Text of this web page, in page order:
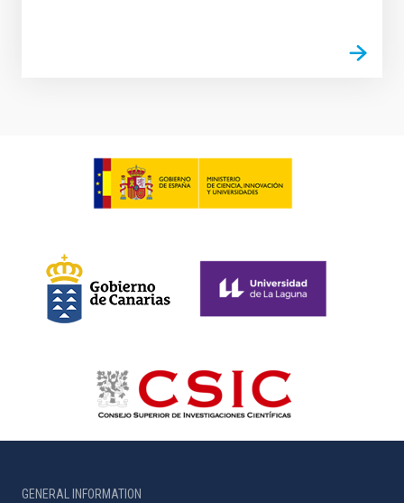
GENERAL INFORMATION